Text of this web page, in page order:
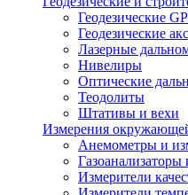
Геодезические
Геодезические
Лазерные
Нивелиры
Оптические
Теодолиты
Штативы и вехи
Измерения
Анемометры и
Газоанализаторы
Измерители